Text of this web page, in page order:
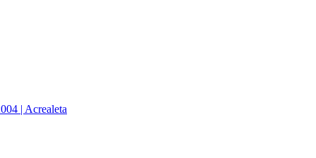
| Acrealeta